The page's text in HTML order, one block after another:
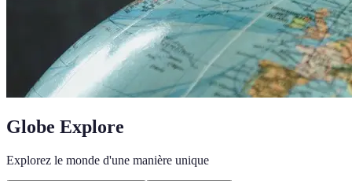
Globe Explore
Explorez le monde d'une manière unique